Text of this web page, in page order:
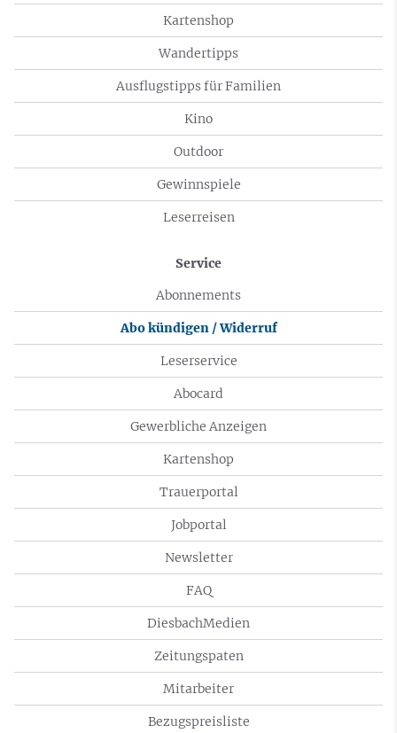
Kartenshop
Wandertipps
Ausflugstipps für Familien
Kino
Outdoor
Gewinnspiele
Leserreisen
Service
Abonnements
Abo kündigen / Widerruf
Leserservice
Abocard
Gewerbliche Anzeigen
Kartenshop
Trauerportal
Jobportal
Newsletter
FAQ
DiesbachMedien
Zeitungspaten
Mitarbeiter
Bezugspreisliste